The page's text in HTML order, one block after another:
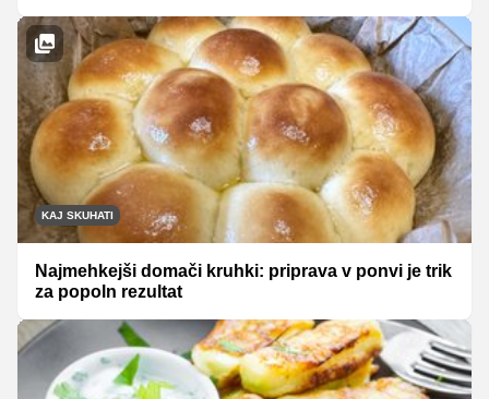
KAJ SKUHATI
Najmehkejši domači kruhki: priprava v ponvi je trik
za popoln rezultat